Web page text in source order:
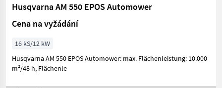
Husqvarna AM 550 EPOS Automower
Cena na vyžádání
16 kS/12 kW
Husqvarna AM 550 EPOS Automower: max. Flächenleistung: 10.000
m²/48 h, Flächenle